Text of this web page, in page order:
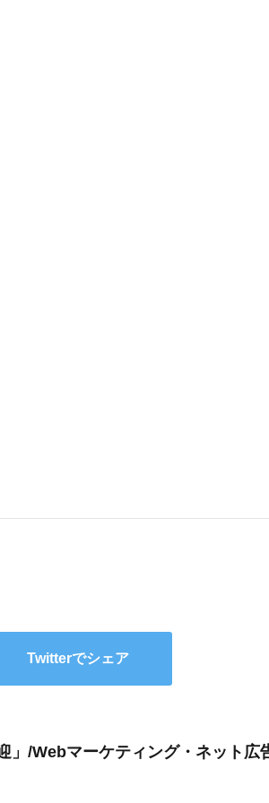
Twitterでシェア
」/Webマーケティング・ネット広